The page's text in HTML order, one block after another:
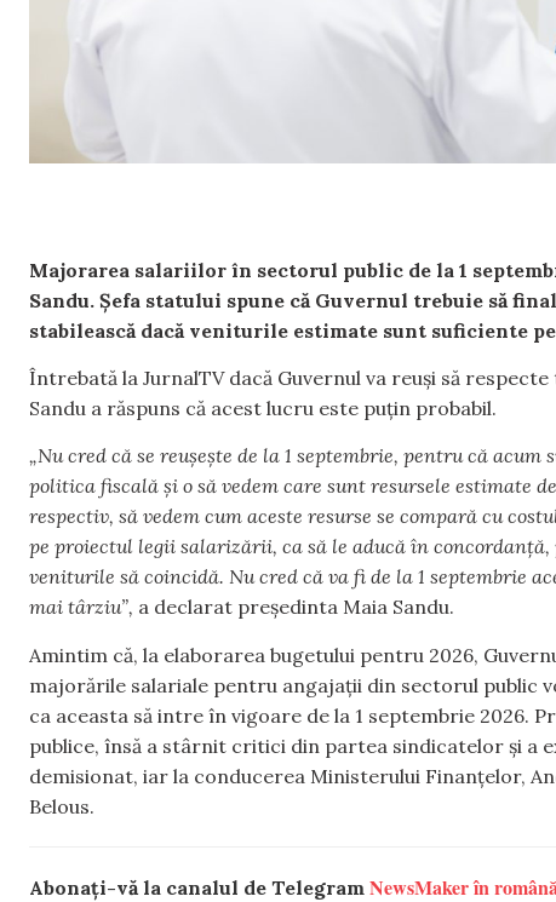
Majorarea salariilor în sectorul public de la 1
Sandu. Șefa statului spune că Guvernul trebuie să
stabilească dacă veniturile estimate sunt suficiente
Întrebată la JurnalTV dacă Guvernul va reuși să
Sandu a răspuns că acest lucru este puțin probabil.
„Nu cred că se reușește de la 1 septembrie, pentru că
politica fiscală și o să vedem care sunt resursele estimate
respectiv, să vedem cum aceste resurse se compară cu
pe proiectul legii salarizării, ca să le aducă în
veniturile să coincidă. Nu cred că va fi de la 1 septembrie
mai târziu”, a declarat președinta Maia Sandu.
Amintim că, la elaborarea bugetului pentru 2026,
majorările salariale pentru angajații din sectorul public
ca aceasta să intre în vigoare de la 1 septembrie 2026.
publice, însă a stârnit critici din partea sindicatelor și a
demisionat, iar la conducerea Ministerului Finanțelor,
Belous.
Abonați-vă la canalul de Telegram NewsMaker în